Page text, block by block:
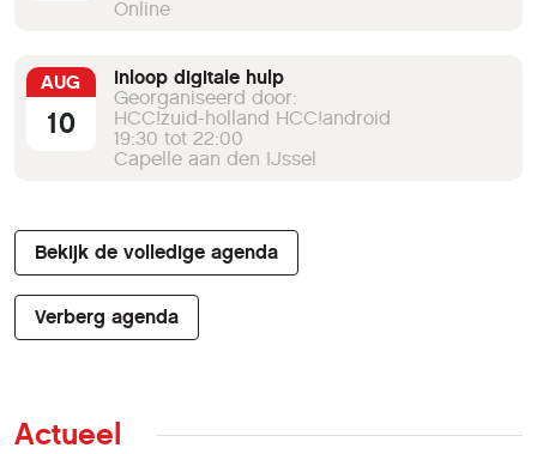
Online
AUG
10
Inloop digitale hulp
Georganiseerd door:
HCC!zuid-holland HCC!android
19:30 tot 22:00
Capelle aan den IJssel
Bekijk de volledige agenda
Verberg agenda
Actueel